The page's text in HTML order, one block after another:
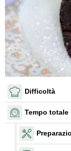
Difficoltà
Tempo totale